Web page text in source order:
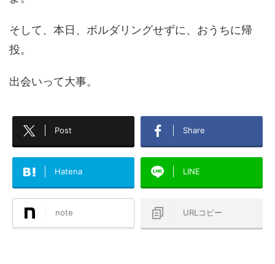
そして、本日、ボルダリングせずに、おうちに帰
投。
出会いって大事。
Post Share
Hatena LINE
note URLコピー